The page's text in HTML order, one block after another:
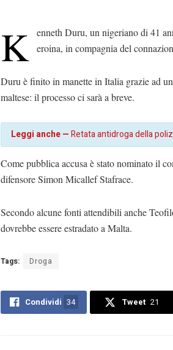
K
enneth Duru, un nigeriano di 41
eroina, in compagnia del
Duru è finito in manette in Italia grazie ad
maltese: il processo ci sarà a breve.
Leggi anche —Retata antidroga della
Come pubblica accusa è stato nominato il
difensore Simon Micallef Stafrace.
Secondo alcune fonti attendibili anche
dovrebbe essere estradato a Malta.
Tags: Droga
Condividi 34 Tweet 21